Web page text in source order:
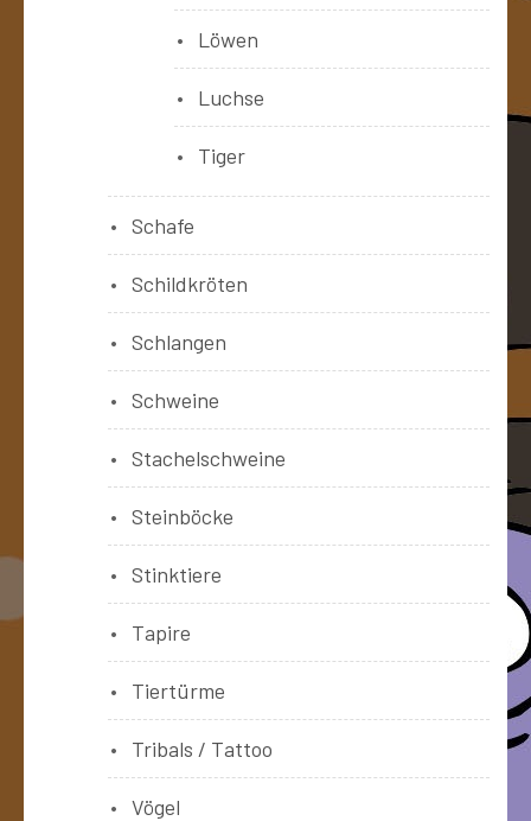
Löwen
Luchse
Tiger
Schafe
Schildkröten
Schlangen
Schweine
Stachelschweine
Steinböcke
Stinktiere
Tapire
Tiertürme
Tribals / Tattoo
Vögel